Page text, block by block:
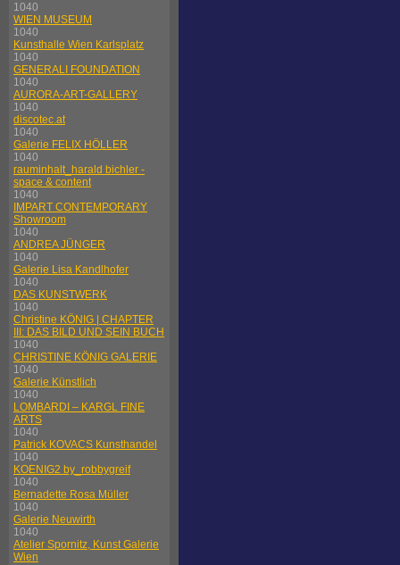
1040
WIEN MUSEUM
1040
Kunsthalle Wien Karlsplatz
1040
GENERALI FOUNDATION
1040
AURORA-ART-GALLERY
1040
discotec.at
1040
Galerie FELIX HÖLLER
1040
rauminhalt_harald bichler -
space & content
1040
IMPART CONTEMPORARY
Showroom
1040
ANDREA JÜNGER
1040
Galerie Lisa Kandlhofer
1040
DAS KUNSTWERK
1040
Christine KÖNIG | CHAPTER
III: DAS BILD UND SEIN BUCH
1040
CHRISTINE KÖNIG GALERIE
1040
Galerie Künstlich
1040
LOMBARDI – KARGL FINE
ARTS
1040
Patrick KOVACS Kunsthandel
1040
KOENIG2 by_robbygreif
1040
Bernadette Rosa Müller
1040
Galerie Neuwirth
1040
Atelier Spornitz, Kunst Galerie
Wien